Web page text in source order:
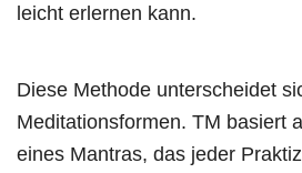
leicht erlernen kann.
Diese Methode unterscheidet
Meditationsformen. TM basiert
eines Mantras, das jeder